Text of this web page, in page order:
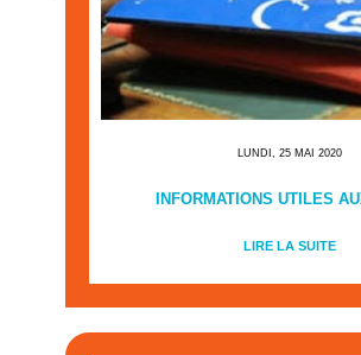
LUNDI, 25 MAI 2020
INFORMATIONS UTILES
LIRE LA SUITE